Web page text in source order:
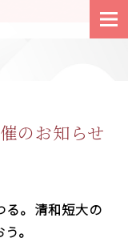
のお知らせ
る。清和短大の
。